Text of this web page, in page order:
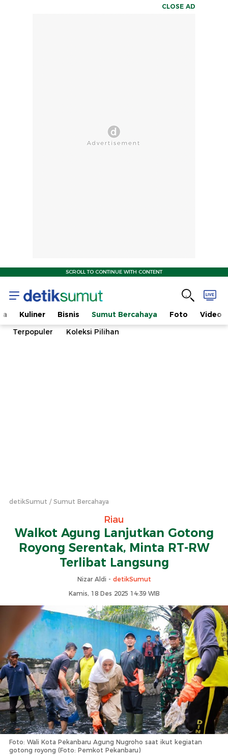
CLOSE AD
SCROLL TO CONTINUE WITH CONTENT
Kuliner Bisnis Sumut Bercahaya Foto
Video
Terpopuler
Koleksi Pilihan
detikSumut Sumut Bercahaya
Riau
Walkot Agung Lanjutkan Gotong
Royong Serentak, Minta RT-RW
Terlibat Langsung
Nizar Aldi - detikSumut
Kamis, 18 Des 2025 14:39 WIB
Foto: Wali Kota Pekanbaru Agung Nugroho saat ikut kegiatan
gotong royong (Foto: Pemkot Pekanbaru)